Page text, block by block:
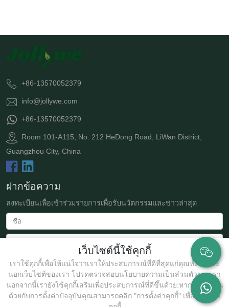
เว็บไซต์นี้ใช้คุกกี้
เราใช้คุกกี้เพื่อให้แน่ใจว่าเราให้ประสบการณ์ที่ดีที่สุดแก่คุณทั้งในและ
นอกเว็บไซต์ของเรา โปรดตรวจสอบนโยบายความเป็นส่วนตัวของเรา
นอกจากนี้เรายังใช้คุกกี้เสริมเพื่อประสบการณ์ที่ดีขึ้นด้วย:หากคุณไม่เห็น
ด้วยกับการตั้งค่าปัจจุบันคุณสามารถคลิก "การตั้งค่าคุกกี้" เพื่อปรับแต่ง
+86-13570052379
info@jollywe.com
+86-13570052379
Room 101-A115, No. 212 HeDong Road, LiWan District,
Guangzhou City, China
ฝากข้อความ
ลงทะเบียนเพื่อเข้าร่วมรายการเพื่อรับนวัตกรรมและข่าวล่าสุด